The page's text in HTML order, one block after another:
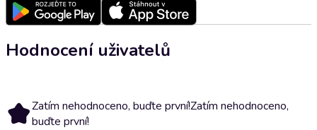
Hodnocení uživatelů
Zatím nehodnoceno, buďte první!Zatím nehodnoceno,
buďte první!